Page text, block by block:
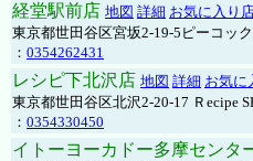
経堂駅前店 地図 詳細 お気に入り
東京都世田谷区宮坂2-19-5ピーコッ
： 0354262431
レシピ下北沢店 地図 詳細 お気に
東京都世田谷区北沢2-20-17 Ｒecipe
： 0354330450
イトーヨーカドー多摩センタ